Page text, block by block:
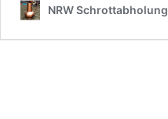
NRW Schrottabholung